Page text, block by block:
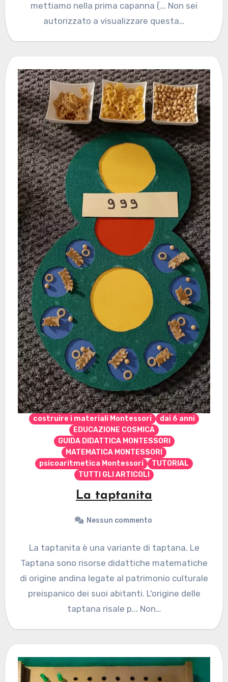
mettiamo nella prima capanna (... Non sei
autorizzato a visualizzare questa…
costruire i materiali Montessori
dai 6 anni
EDUCAZIONE COSMICA
GUIDA DIDATTICA MONTESSORI
MATEMATICA MONTESSORI
psicoaritmetica Montessori
TUTORIAL
TUTTI GLI ARTICOLI
La taptanita
Nessun commento
La taptanita è una variante di taptana. Le
Taptana sono risorse didattiche matematiche
di origine andina legate al patrimonio culturale
preispanico dei suoi abitanti. L'origine delle
taptana risale p... Non…